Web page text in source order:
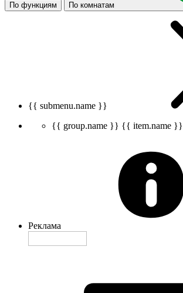
По функциям По комнатам
{{ submenu.name }}
{{ group.name }} {{ item.name }}
Реклама